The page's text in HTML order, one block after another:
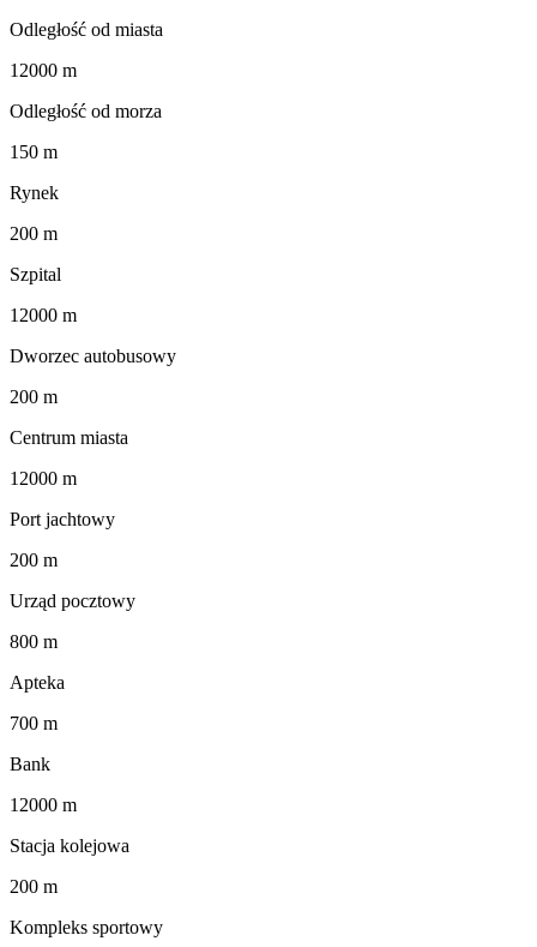
Odległość od miasta
12000 m
Odległość od morza
150 m
Rynek
200 m
Szpital
12000 m
Dworzec autobusowy
200 m
Centrum miasta
12000 m
Port jachtowy
200 m
Urząd pocztowy
800 m
Apteka
700 m
Bank
12000 m
Stacja kolejowa
200 m
Kompleks sportowy